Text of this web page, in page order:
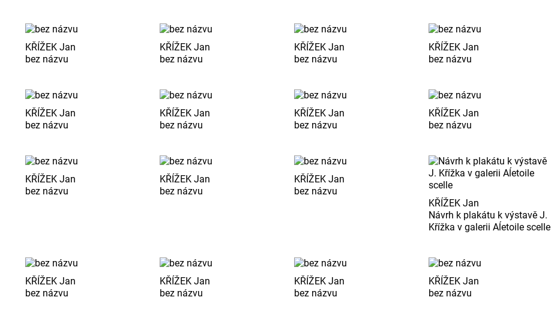
KŘÍŽEK Jan
bez názvu
KŘÍŽEK Jan
bez názvu
KŘÍŽEK Jan
bez názvu
KŘÍŽEK Jan
bez názvu
KŘÍŽEK Jan
bez názvu
KŘÍŽEK Jan
bez názvu
KŘÍŽEK Jan
bez názvu
KŘÍŽEK Jan
bez názvu
KŘÍŽEK Jan
bez názvu
KŘÍŽEK Jan
bez názvu
KŘÍŽEK Jan
bez názvu
KŘÍŽEK Jan
Návrh k plakátu k výstavě J.
Křížka v galerii Aĺetoile scelle
KŘÍŽEK Jan
bez názvu
KŘÍŽEK Jan
bez názvu
KŘÍŽEK Jan
bez názvu
KŘÍŽEK Jan
bez názvu